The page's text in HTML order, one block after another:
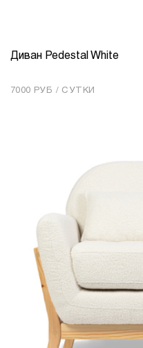
КОЛИЧЕСТВО 1
Диван Pedestal White
7000 РУБ / СУТКИ